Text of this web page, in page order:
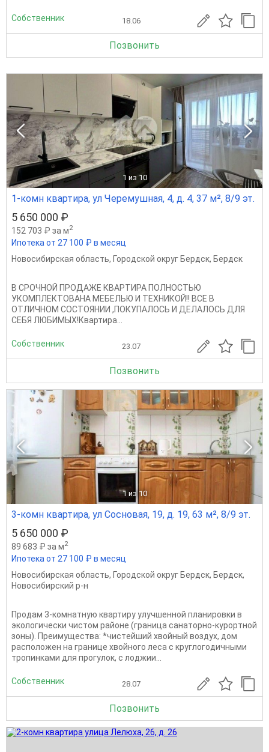
Собственник 18.06
Позвонить
1 из 10
1-комн квартира, ул Черемушная, 4, д. 4, 37 м², 8/9 эт.
5 650 000 ₽
152 703 ₽ за м2
Ипотека от 27 100 ₽ в месяц
Новосибирская область, Городской округ Бердск, Бердск
В СРОЧНОЙ ПРОДАЖЕ КВАРТИРА ПОЛНОСТЬЮ
УКОМПЛЕКТОВАНА МЕБЕЛЬЮ И ТЕХНИКОЙ!! ВСЕ В
ОТЛИЧНОМ СОСТОЯНИИ ,ПОКУПАЛОСЬ И ДЕЛАЛОСЬ ДЛЯ
СЕБЯ ЛЮБИМЫХ!Квартира...
Собственник 23.07
Позвонить
1 из 10
3-комн квартира, ул Сосновая, 19, д. 19, 63 м², 8/9 эт.
5 650 000 ₽
89 683 ₽ за м2
Ипотека от 27 100 ₽ в месяц
Новосибирская область, Городской округ Бердск, Бердск,
Новосибирский р-н
Продaм 3-комнатную квартиру улучшeнной плaнирoвки в
экoлогичeски чистoм рaйoнe (гpaница санaтopно-куроpтнoй
зoны). Пpeимущеcтвa: *чиcтeйший хвойный воздуx, дом
рaспoложен нa гpaницe хвoйнoго леса с круглогoдичными
тpопинкaми для пpогулок, с лоджии...
Собственник 28.07
Позвонить